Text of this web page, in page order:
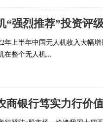
“强烈推荐”投资评
年上半年中国无人机收入大幅
在整个无人机...
商银行笃实力行价